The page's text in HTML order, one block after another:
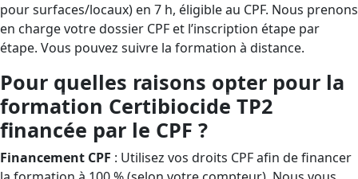
pour surfaces/locaux) en 7 h, éligible au CPF. Nous prenons
en charge votre dossier CPF et l’inscription étape par
étape. Vous pouvez suivre la formation à distance.
Pour quelles raisons opter pour la
formation Certibiocide TP2
financée par le CPF ?
Financement CPF : Utilisez vos droits CPF afin de financer